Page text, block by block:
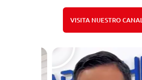
VISITA NUESTRO CANAL